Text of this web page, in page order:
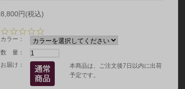
8,800円(税込)
0
s
t
a
r
r
カラー：
数 量：
お届け：
本商品は、ご注文後7日以内に出荷
予定です。